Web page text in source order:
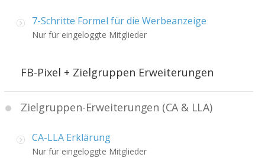
7-Schritte Formel für die Werbeanzeige
Nur für eingeloggte Mitglieder
FB-Pixel + Zielgruppen Erweiterungen
Zielgruppen-Erweiterungen (CA & LLA)
CA-LLA Erklärung
Nur für eingeloggte Mitglieder